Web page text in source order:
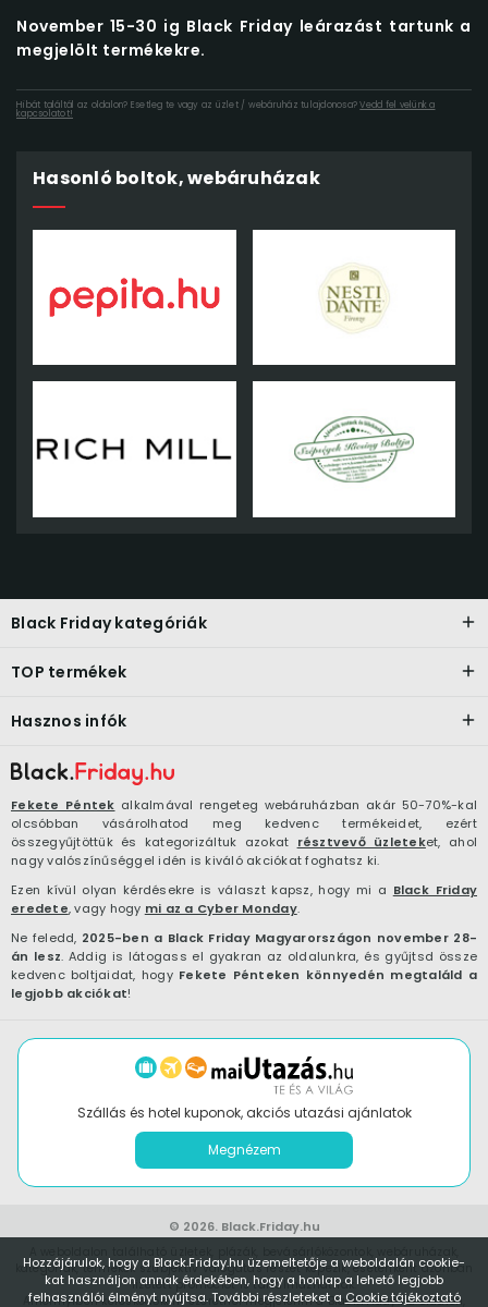
Hozzájárulok, hogy a Black.Friday.hu üzemeltetője a weboldalán cookie-
kat használjon annak érdekében, hogy a honlap a lehető legjobb
felhasználói élményt nyújtsa. További részleteket a Cookie tájékoztató
November 15-30 ig Black Friday leárazást tartunk a
megjelölt termékekre.
Hibát találtál az oldalon? Esetleg te vagy az üzlet / webáruház tulajdonosa?Vedd fel velünk a
kapcsolatot!
Hasonló boltok, webáruházak
Fekete Péntek alkalmával rengeteg webáruházban akár 50-70%-kal
olcsóbban vásárolhatod meg kedvenc termékeidet, ezért
összegyűjtöttük és kategorizáltuk azokat résztvevő üzleteket, ahol
nagy valószínűséggel idén is kiváló akciókat foghatsz ki.
Ezen kívül olyan kérdésekre is választ kapsz, hogy mi a Black Friday
eredete, vagy hogy mi az a Cyber Monday.
Ne feledd, 2025-ben a Black Friday Magyarországon november 28-
án lesz. Addig is látogass el gyakran az oldalunkra, és gyűjtsd össze
kedvenc boltjaidat, hogy Fekete Pénteken könnyedén megtaláld a
legjobb akciókat!
Black Friday kategóriák
TOP termékek
Hasznos infók
Szállás és hotel kuponok, akciós utazási ajánlatok
Megnézem
© 2026. Black.Friday.hu
kategóriák, termékek szubjektív válogatás részét képezik, esetenként azonban
fizetett promóciót is tartalmazhatnak.
Amennyiben kereskedőként szeretnél megjelenni a Black.Friday.hu oldalon,